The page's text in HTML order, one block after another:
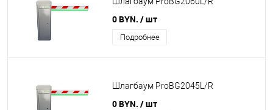
0 BYN. / шт
Подробнее
Шлагбаум ProBG2045L/R
0 BYN. / шт